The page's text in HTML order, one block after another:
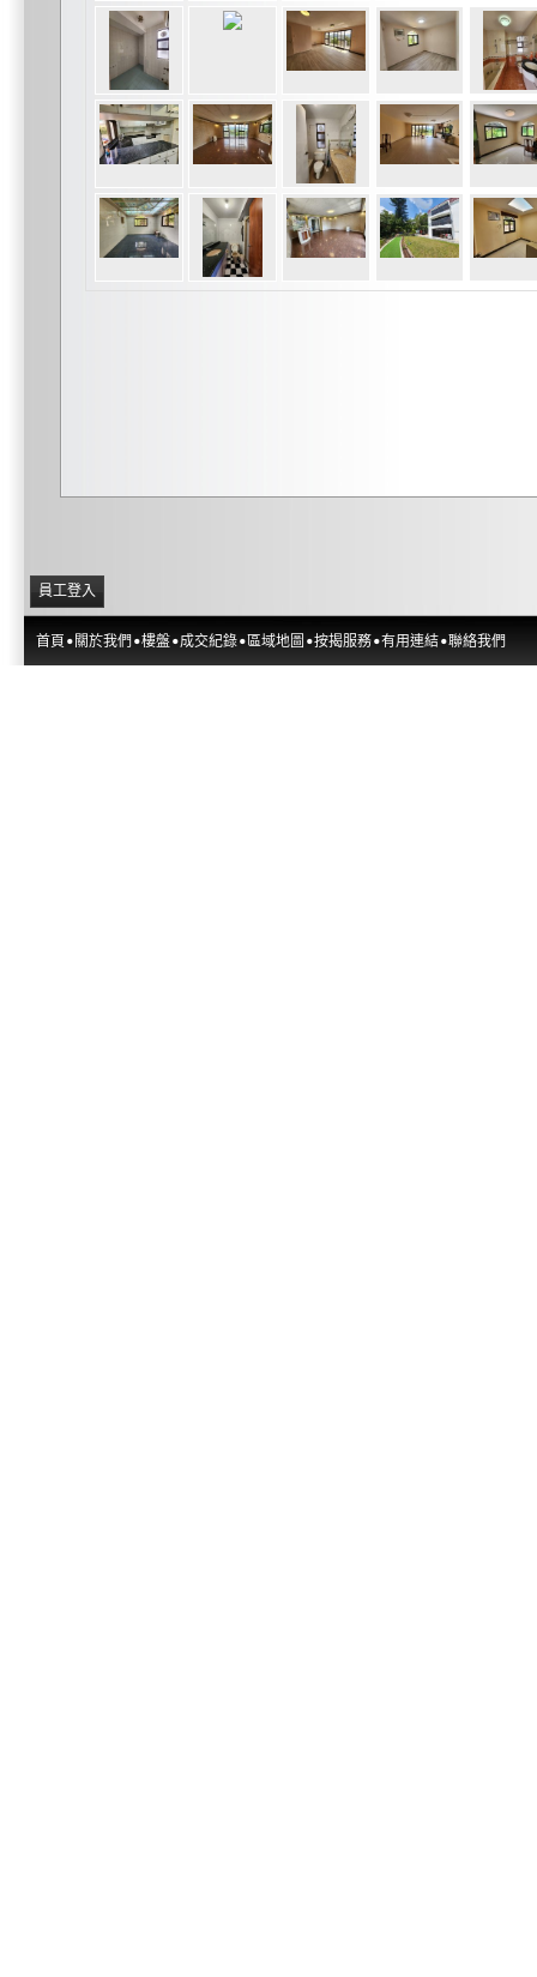
員工登入
首頁 關於我們 樓盤 成交紀錄 區域地圖 按揭服務 有用連結 聯絡我們